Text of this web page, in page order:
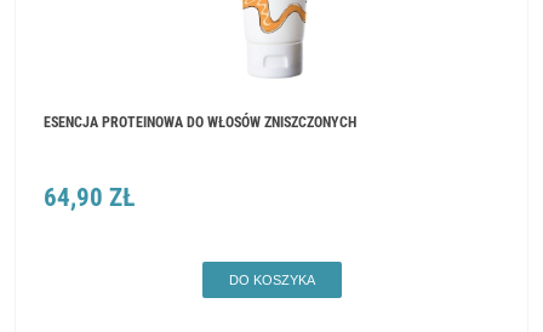
ESENCJA PROTEINOWA DO WŁOSÓW ZNISZCZONYCH
64,90 ZŁ
DO KOSZYKA